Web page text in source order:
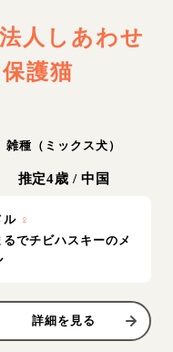
人しあわせ
護猫
雑種（ミックス犬）
推定4歳 / 中国
ル ♀
るでチビハスキーのメ
詳細を見る